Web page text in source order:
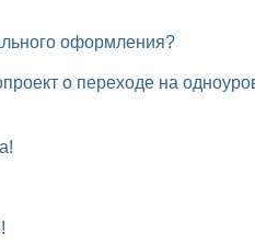
оформления?